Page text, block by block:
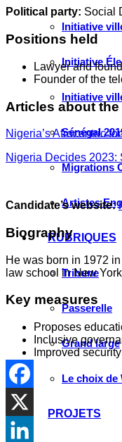
Initiative
Initiative
Initiative
Sénégal
Migrations
Artistes
RUBRIQUES
Tribune
Passerelle
Grand large
Le choix de
PROJETS
Political party: Social
Positions held
Lawyer and
Founder of the
Articles about
Nigeria’s Afrocentric
Nigeria Decides 2023:
Candidate’s website:
Biography
He was born in 1972
law school in New
Key measures
Proposes
Inclusive
Improved